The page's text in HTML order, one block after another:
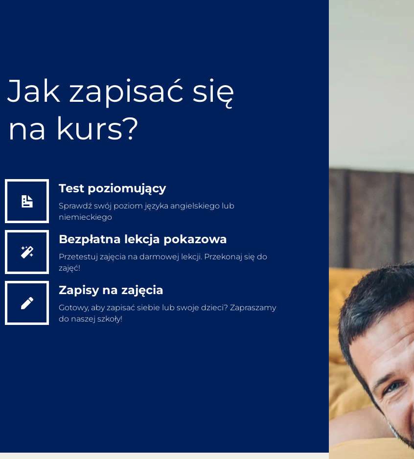
Jak zapisać się
na kurs?
Test poziomujący
Sprawdź swój poziom języka angielskiego lub
niemieckiego
Wypełnij test
Bezpłatna lekcja pokazowa
Przetestuj zajęcia na darmowej lekcji. Przekonaj się do
zajęć!
Bezpłatna lekcja
Zapisy na zajęcia
Gotowy, aby zapisać siebie lub swoje dzieci? Zapraszamy
do naszej szkoły!